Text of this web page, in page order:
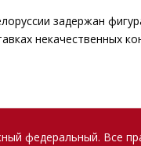
задержан
некачественных
федеральный. Все